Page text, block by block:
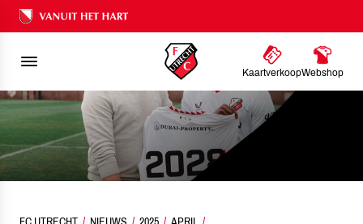
Ons nalatenschap
KaartverkoopWebshop